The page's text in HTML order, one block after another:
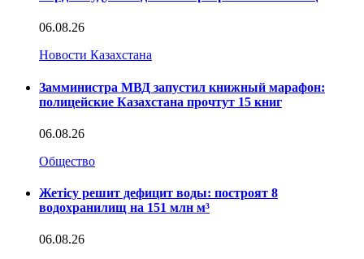
06.08.26
Новости Казахстана
Замминистра МВД запустил книжный марафон:
полицейские Казахстана прочтут 15 книг
06.08.26
Общество
Жетісу решит дефицит воды: построят 8
водохранилищ на 151 млн м³
06.08.26